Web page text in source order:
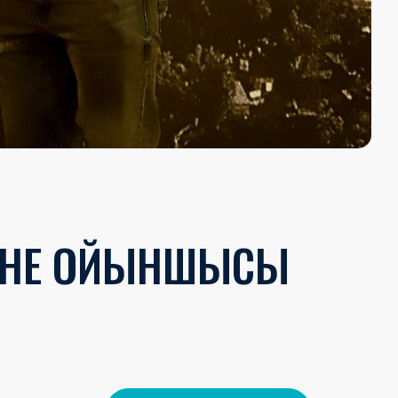
ОЙЫНШЫСЫ